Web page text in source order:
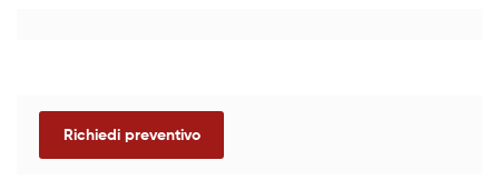
Richiedi preventivo